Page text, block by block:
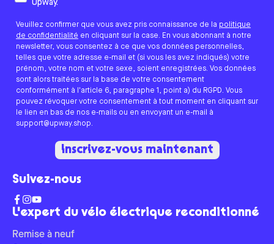
L'expert du vélo électrique reconditionné
Remise à neuf
Upway.
Veuillez confirmer que vous avez pris connaissance de la politique
de confidentialité en cliquant sur la case. En vous abonnant à notre
newsletter, vous consentez à ce que vos données personnelles,
telles que votre adresse e-mail et (si vous les avez indiqués) votre
prénom, votre nom et votre sexe, soient enregistrées. Vos données
sont alors traitées sur la base de votre consentement
conformément à l'article 6, paragraphe 1, point a) du RGPD. Vous
pouvez révoquer votre consentement à tout moment en cliquant sur
le lien en bas de nos e-mails ou en envoyant un e-mail à
support@upway.shop.
Inscrivez-vous maintenant
Suivez-nous